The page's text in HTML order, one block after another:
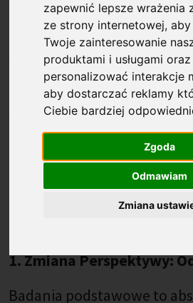
zapewnić lepsze wrażenia
ze strony internetowej,
Twoje zainteresowanie
produktami i usługami oraz
personalizować interakcje
aby dostarczać reklamy
Ciebie bardziej
Zgoda
Odmawiam
Zmiana
Granica między „czystą
komercyjną bywa płynna.
wykonywane w
nauka podstawowa, czy
stosowane, bywa
identyfikacja charakteru
zupełnie nowych ścieżek
Poniższe zestawienie to
ułatwia ocenę rynkowego
1. Zmiana Perspektywy:
Badania podstawowe to